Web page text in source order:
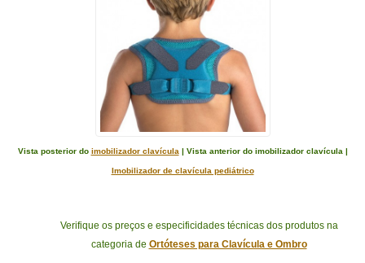
Vista posterior do imobilizador clavícula | Vista anterior do imobilizador clavícula |
Imobilizador de clavícula pediátrico
Verifique os preços e especificidades técnicas dos produtos na
categoria de Ortóteses para Clavícula e Ombro